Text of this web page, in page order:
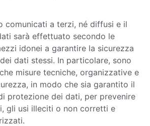
comunicati a terzi, né diffusi e il
sarà effettuato secondo le
idonei a garantire la sicurezza
dati stessi. In particolare, sono
misure tecniche, organizzative e
in modo che sia garantito il
protezione dei dati, per prevenire
gli usi illeciti o non corretti e